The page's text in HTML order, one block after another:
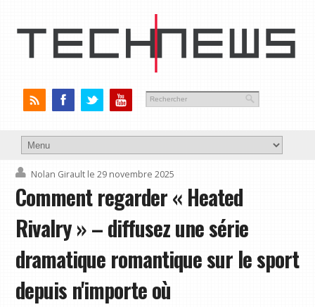
Nolan Girault le 29 novembre 2025
Comment regarder « Heated
Rivalry » – diffusez une série
dramatique romantique sur le sport
depuis n'importe où